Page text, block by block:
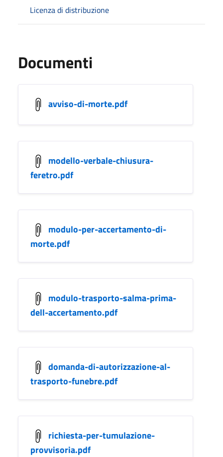
Licenza di distribuzione
Documenti
avviso-di-morte.pdf
modello-verbale-chiusura-
feretro.pdf
modulo-per-accertamento-di-
morte.pdf
modulo-trasporto-salma-prima-
dell-accertamento.pdf
domanda-di-autorizzazione-al-
trasporto-funebre.pdf
richiesta-per-tumulazione-
provvisoria.pdf